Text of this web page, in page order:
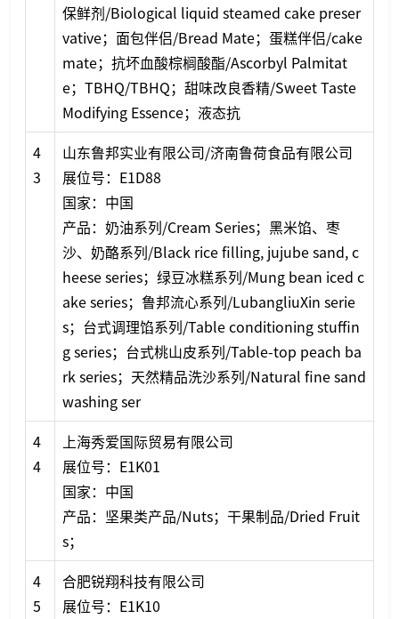
保鲜剂/Biological liquid steamed cake preser
vative；面包伴侣/Bread Mate；蛋糕伴侣/cake
mate；抗坏血酸棕榈酸酯/Ascorbyl Palmitat
e；TBHQ/TBHQ；甜味改良香精/Sweet Taste
Modifying Essence；液态抗
4
3
山东鲁邦实业有限公司/济南鲁荷食品有限公司
展位号：E1D88
国家：中国
产品：奶油系列/Cream Series；黑米馅、枣
沙、奶酪系列/Black rice filling, jujube sand, c
heese series；绿豆冰糕系列/Mung bean iced c
ake series；鲁邦流心系列/LubangliuXin serie
s；台式调理馅系列/Table conditioning stuffin
g series；台式桃山皮系列/Table-top peach ba
rk series；天然精品洗沙系列/Natural fine sand
washing ser
4
4
上海秀爱国际贸易有限公司
展位号：E1K01
国家：中国
产品：坚果类产品/Nuts；干果制品/Dried Fruit
s；
4
5
合肥锐翔科技有限公司
展位号：E1K10